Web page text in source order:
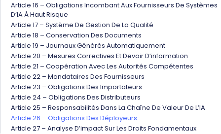
Article 16 – Obligations Incombant Aux Fournisseurs De Systèmes
D’IA À Haut Risque
Article 17 – Système De Gestion De La Qualité
Article 18 – Conservation Des Documents
Article 19 – Journaux Générés Automatiquement
Article 20 – Mesures Correctives Et Devoir D’information
Article 21 – Coopération Avec Les Autorités Compétentes
Article 22 – Mandataires Des Fournisseurs
Article 23 – Obligations Des Importateurs
Article 24 – Obligations Des Distributeurs
Article 25 – Responsabilités Dans La Chaîne De Valeur De L’IA
Article 26 – Obligations Des Déployeurs
Article 27 – Analyse D’impact Sur Les Droits Fondamentaux